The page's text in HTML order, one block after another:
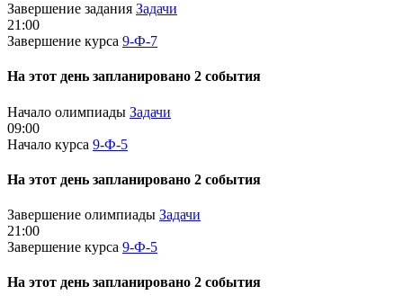
Завершение задания Задачи
21:00
Завершение курса 9-Ф-7
На этот день запланировано 2 события
Начало олимпиады Задачи
09:00
Начало курса 9-Ф-5
На этот день запланировано 2 события
Завершение олимпиады Задачи
21:00
Завершение курса 9-Ф-5
На этот день запланировано 2 события